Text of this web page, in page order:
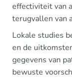
effectiviteit van
terugvallen van
Lokale studies
en de
gegevens van
bewuste